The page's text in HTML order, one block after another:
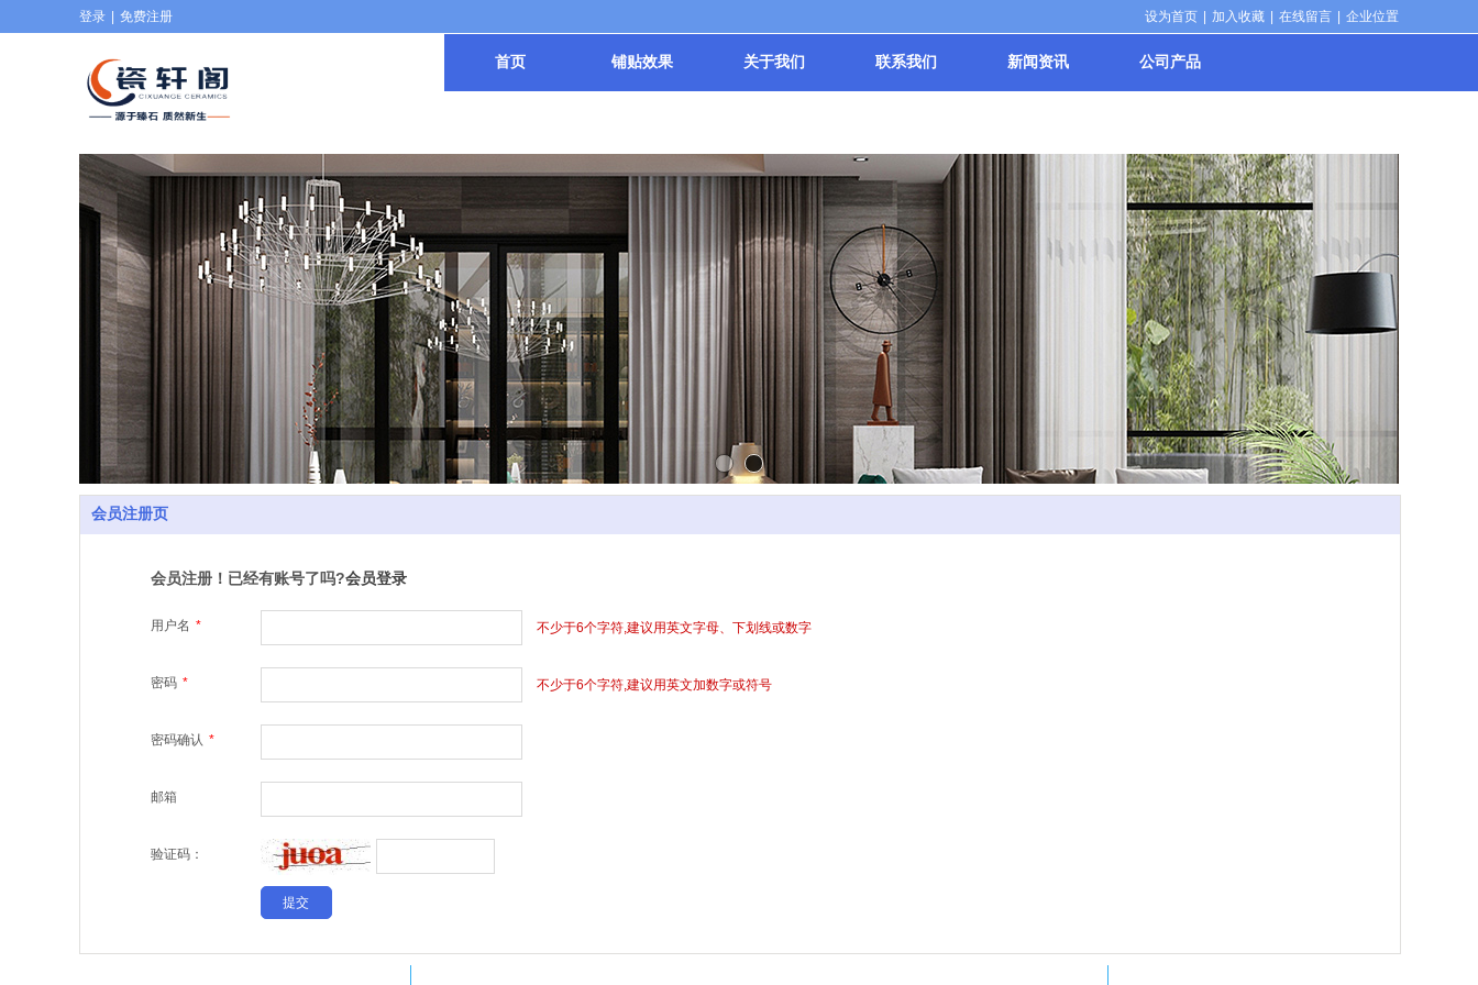
首页 铺贴效果 关于我们 联系我们 新闻资讯 公司产品
登录 免费注册 设为首页 加入收藏 在线留言 企业位置
会员注册页
会员注册！已经有账号了吗?会员登录
用户名 * 不少于6个字符,建议用英文字母、下划线或数字
密码 * 不少于6个字符,建议用英文加数字或符号
密码确认 *
邮箱
验证码：